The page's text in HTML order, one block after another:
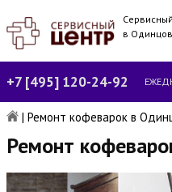
в
+7 [495] 120-24-92
| Ремонт кофеварок в
Ремонт